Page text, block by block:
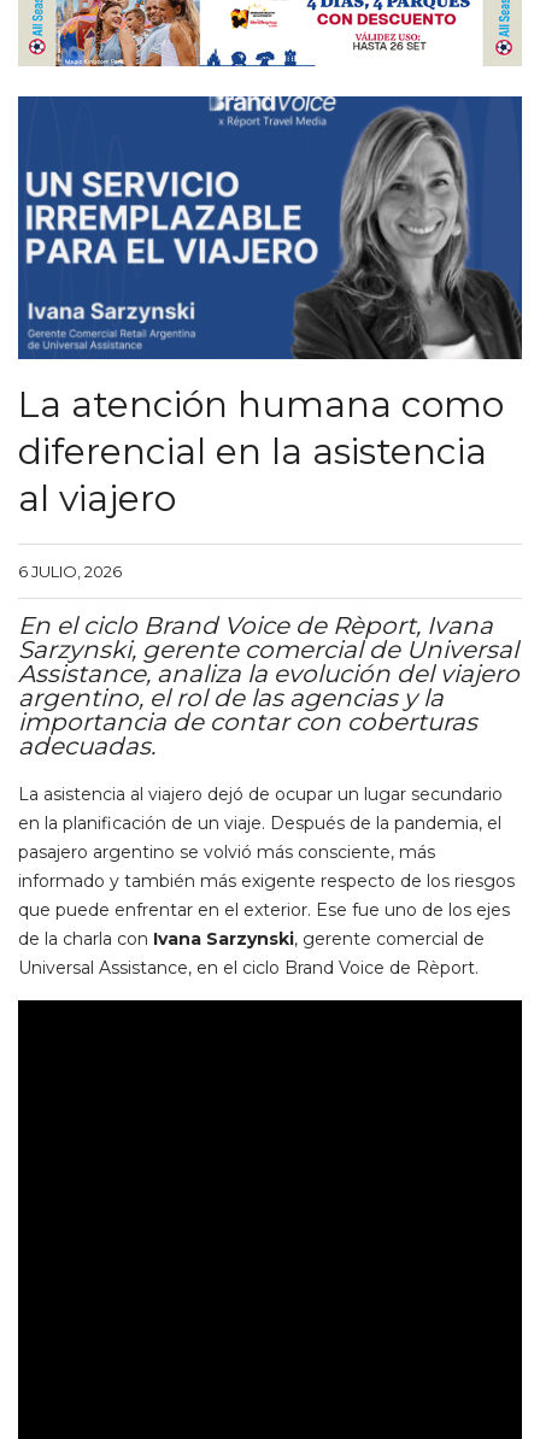
La atención humana como
diferencial en la asistencia
al viajero
6 JULIO, 2026
En el ciclo Brand Voice de Rèport, Ivana
Sarzynski, gerente comercial de Universal
Assistance, analiza la evolución del viajero
argentino, el rol de las agencias y la
importancia de contar con coberturas
adecuadas.
La asistencia al viajero dejó de ocupar un lugar secundario
en la planificación de un viaje. Después de la pandemia, el
pasajero argentino se volvió más consciente, más
informado y también más exigente respecto de los riesgos
que puede enfrentar en el exterior. Ese fue uno de los ejes
de la charla con Ivana Sarzynski, gerente comercial de
Universal Assistance, en el ciclo Brand Voice de Rèport.